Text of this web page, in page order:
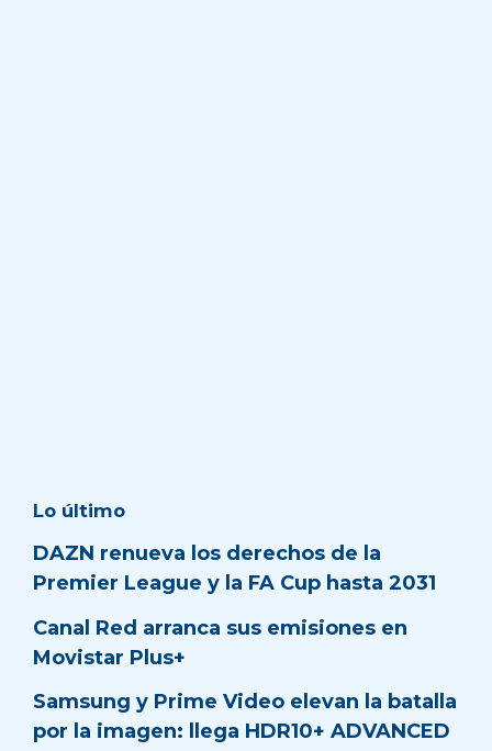
Lo último
DAZN renueva los derechos de la
Premier League y la FA Cup hasta 2031
Canal Red arranca sus emisiones en
Movistar Plus+
Samsung y Prime Video elevan la batalla
por la imagen: llega HDR10+ ADVANCED